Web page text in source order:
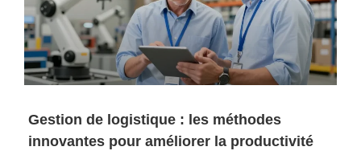
Gestion de logistique : les méthodes
innovantes pour améliorer la productivité